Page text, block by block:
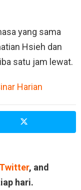
yang sama
Hsieh dan
satu jam lewat.
Harian
Twitter, and
hari.